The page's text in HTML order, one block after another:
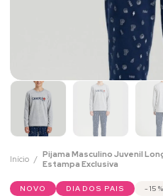
Início
Pijama Masculino Juvenil
Estampa Exclusiva
NOVO DIA DOS PAIS 15%